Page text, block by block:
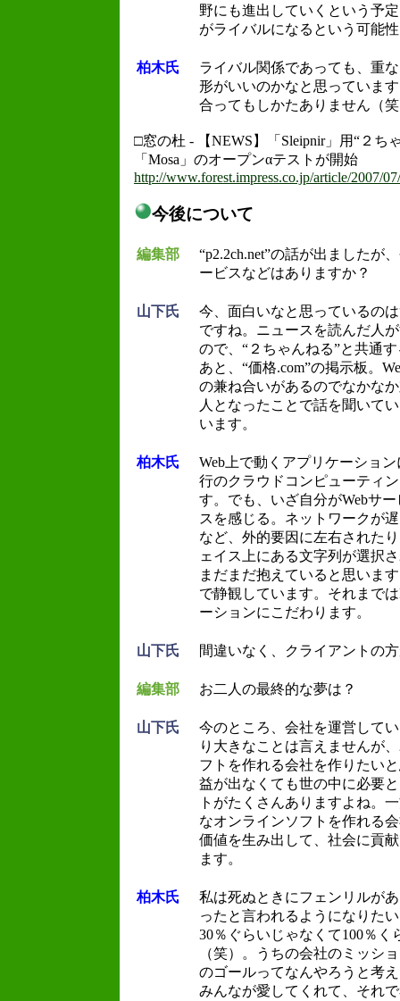
野にも進出していくという予
がライバルになるという可能
柏木氏
ライバル関係であっても、重
形がいいのかなと思っていま
合ってもしかたありません（
□窓の杜 - 【NEWS】「Sleipnir」用“２ち
「Mosa」のオープンαテストが開始
http://www.forest.impress.co.jp/article/2007/
今後について
編集部
“p2.2ch.net”の話が出ましたが
ービスなどはありますか？
山下氏
今、面白いなと思っているの
ですね。ニュースを読んだ人
ので、“２ちゃんねる”と共通
あと、“価格.com”の掲示板。
の兼ね合いがあるのでなかな
人となったことで話を聞いて
います。
柏木氏
Web上で動くアプリケーショ
行のクラウドコンピューティ
す。でも、いざ自分がWebサ
スを感じる。ネットワークが
など、外的要因に左右された
ェイス上にある文字列が選択
まだまだ抱えていると思いま
で静観しています。それまで
ーションにこだわります。
山下氏 間違いなく、クライアントの
編集部 お二人の最終的な夢は？
山下氏
今のところ、会社を運営して
り大きなことは言えませんが
フトを作れる会社を作りたい
益が出なくても世の中に必要
トがたくさんありますよね。
なオンラインソフトを作れる
価値を生み出して、社会に貢
ます。
柏木氏
私は死ぬときにフェンリルが
ったと言われるようになりた
30％ぐらいじゃなくて100％く
（笑）。うちの会社のミッシ
のゴールってなんやろうと考
みんなが愛してくれて、それ